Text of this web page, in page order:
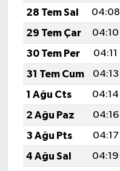
28 Tem Sal
04:08
29 Tem Çar
04:10
30 Tem Per
04:11
31 Tem Cum
04:13
1 Ağu Cts
04:14
2 Ağu Paz
04:16
3 Ağu Pts
04:17
4 Ağu Sal
04:19